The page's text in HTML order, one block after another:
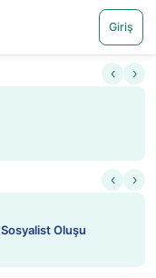
Giriş
‹ ›
‹ ›
Oluşu